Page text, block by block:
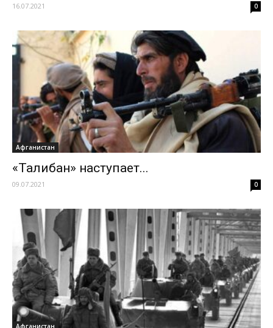
16.07.2021 0
Афганистан
«Талибан» наступает...
09.07.2021 0
Афганистан